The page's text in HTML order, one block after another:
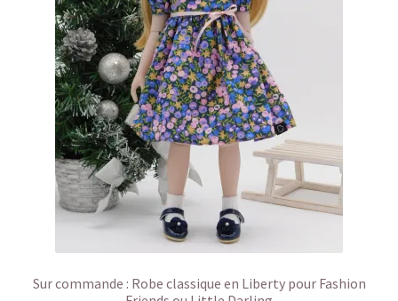
Sur commande : Robe classique en Liberty pour Fashion